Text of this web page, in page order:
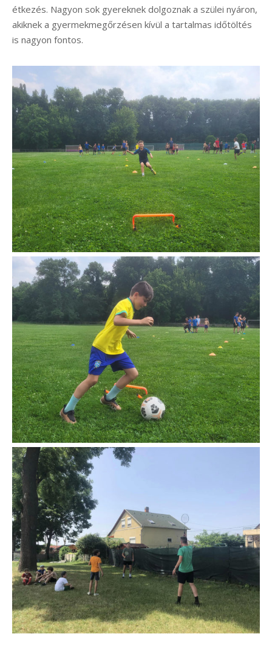
étkezés. Nagyon sok gyereknek dolgoznak a szülei nyáron,
akiknek a gyermekmegőrzésen kívül a tartalmas időtöltés
is nagyon fontos.